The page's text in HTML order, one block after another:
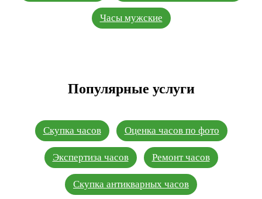
Часы мужские
Популярные услуги
Скупка часов Оценка часов по фото
Экспертиза часов Ремонт часов
Скупка антикварных часов